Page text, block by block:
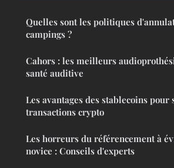
Quelles sont les politiques
campings ?
Cahors : les meilleurs
santé auditive
Les avantages des stablecoins pour
transactions crypto
Les horreurs du référencement à
novice : Conseils d'experts